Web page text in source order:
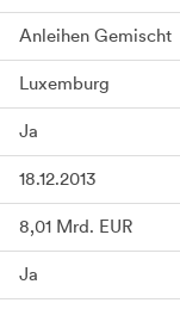
Anleihen Gemischt
Luxemburg
Ja
18.12.2013
8,01 Mrd. EUR
Ja